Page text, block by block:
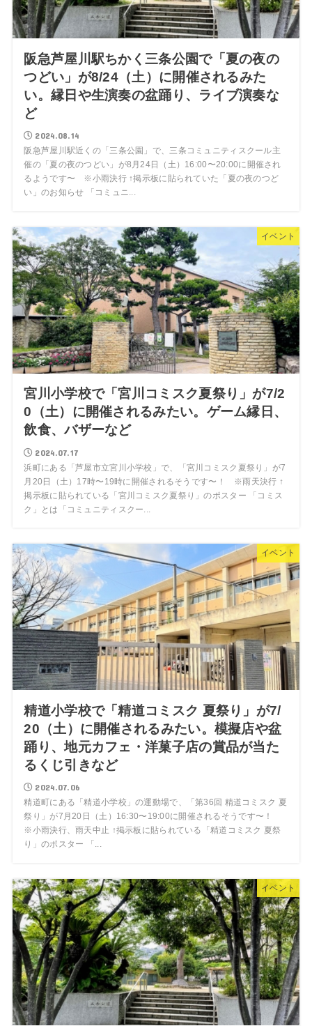
阪急芦屋川駅ちかく三条公園で「夏の夜の
つどい」が8/24（土）に開催されるみた
い。縁日や生演奏の盆踊り、ライブ演奏な
ど
2024.08.14
阪急芦屋川駅近くの「三条公園」で、三条コミュニティスクール主
催の「夏の夜のつどい」が8月24日（土）16:00〜20:00に開催され
るようです〜 ※小雨決行 ↑掲示板に貼られていた「夏の夜のつど
い」のお知らせ 「コミュニ...
イベント
宮川小学校で「宮川コミスク夏祭り」が7/2
0（土）に開催されるみたい。ゲーム縁日、
飲食、バザーなど
2024.07.17
浜町にある「芦屋市立宮川小学校」で、「宮川コミスク夏祭り」が7
月20日（土）17時〜19時に開催されるそうです〜！ ※雨天決行 ↑
掲示板に貼られている「宮川コミスク夏祭り」のポスター 「コミス
ク」とは「コミュニティスクー...
イベント
精道小学校で「精道コミスク 夏祭り」が7/
20（土）に開催されるみたい。模擬店や盆
踊り、地元カフェ・洋菓子店の賞品が当た
るくじ引きなど
2024.07.06
精道町にある「精道小学校」の運動場で、「第36回 精道コミスク 夏
祭り」が7月20日（土）16:30〜19:00に開催されるそうです〜！
※小雨決行、雨天中止 ↑掲示板に貼られている「精道コミスク 夏祭
り」のポスター 「...
イベント